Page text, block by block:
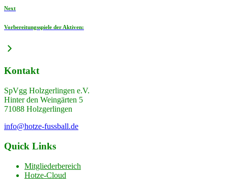
Next
Vorbereitungsspiele der Aktiven:
Kontakt
SpVgg Holzgerlingen e.V.
Hinter den Weingärten 5
71088 Holzgerlingen
info@hotze-fussball.de
Quick Links
Mitgliederbereich
Hotze-Cloud